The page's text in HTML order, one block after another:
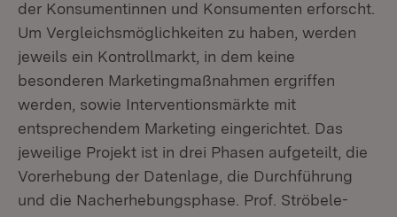
der Konsumentinnen und Konsumenten erforscht.
Um Vergleichsmöglichkeiten zu haben, werden
jeweils ein Kontrollmarkt, in dem keine
besonderen Marketingmaßnahmen ergriffen
werden, sowie Interventionsmärkte mit
entsprechendem Marketing eingerichtet. Das
jeweilige Projekt ist in drei Phasen aufgeteilt, die
Vorerhebung der Datenlage, die Durchführung
und die Nacherhebungsphase. Prof. Ströbele-